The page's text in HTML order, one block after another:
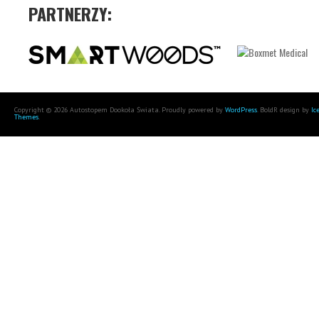
PARTNERZY:
Copyright © 2026 Autostopem Dookoła Świata. Proudly powered by WordPress. BoldR design by
Themes.